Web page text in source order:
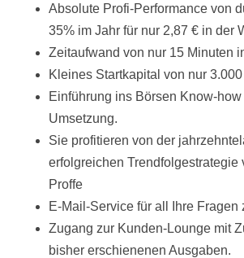
Absolute Profi-Performance von
35% im Jahr für nur 2,87 € in der
Zeitaufwand von nur 15 Minuten
Kleines Startkapital von nur
Einführung ins Börsen Know-
Umsetzung.
Sie profitieren von der
erfolgreichen Trendfolgestrategie
Proffe
E-Mail-Service für all Ihre Fragen
Zugang zur Kunden-Lounge mit
bisher erschienenen Ausgaben.